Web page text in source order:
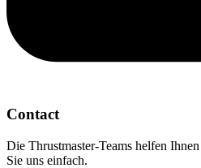
Contact
Die Thrustmaster-Teams helfen
Sie uns einfach.